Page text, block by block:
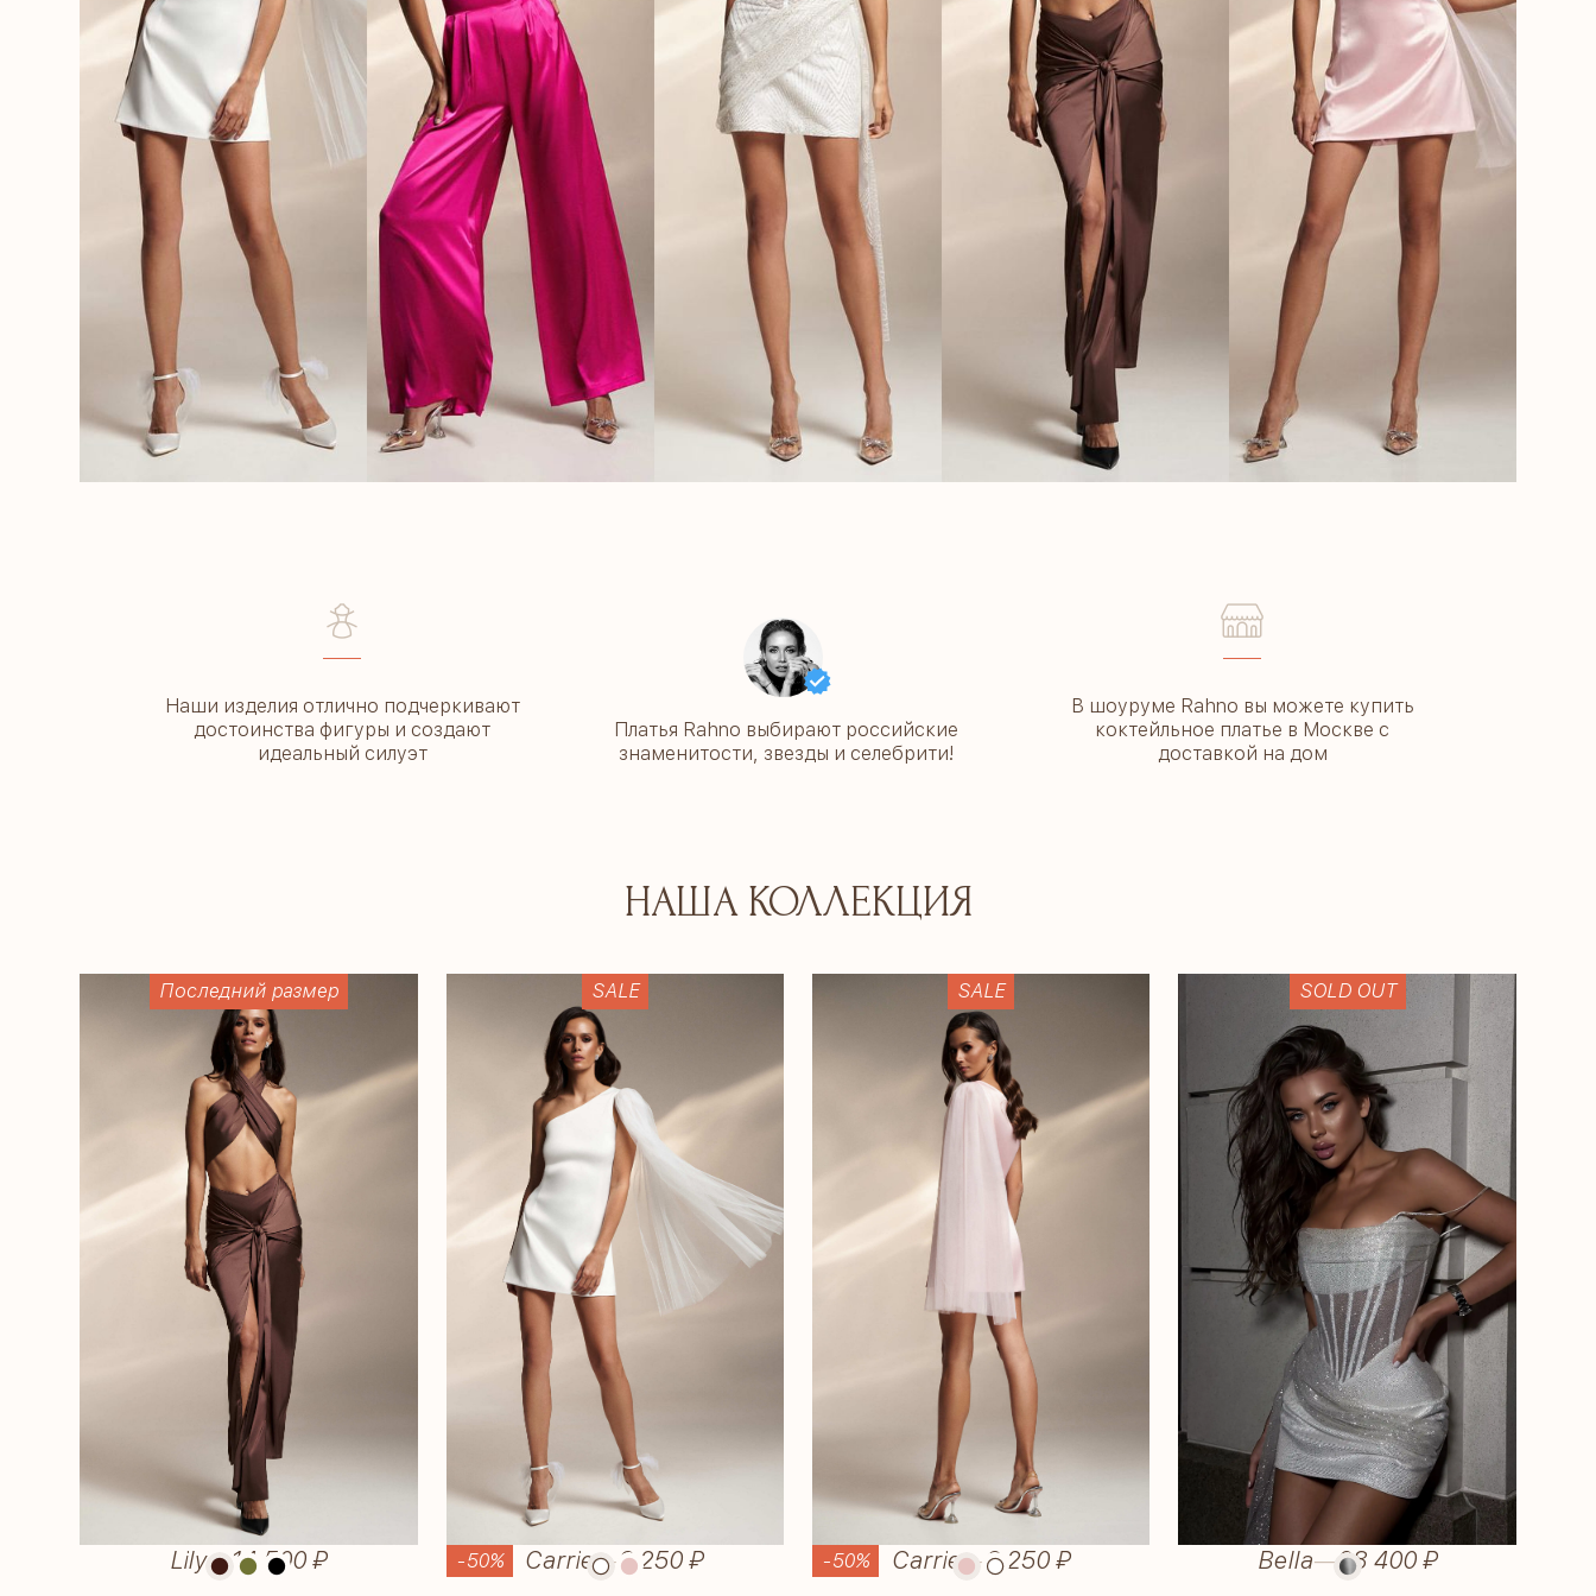
––––
Наши изделия отлично подчеркивают
достоинства фигуры и создают
идеальный силуэт
Платья Rahno выбирают российские
знаменитости, звезды и селебрити!
––––
В шоуруме Rahno вы можете купить
коктейльное платье в Москве с
доставкой на дом
НАША КОЛЛЕКЦИЯ
Lily—14 500 ₽
Последний размер
-50% Carrie—6 250 ₽
SALE
-50% Carrie—6 250 ₽
SALE
Bella—28 400 ₽
SOLD OUT